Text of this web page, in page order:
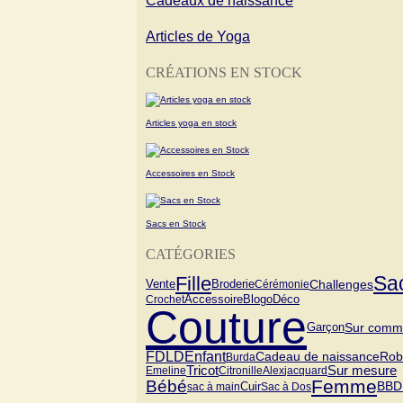
Articles de Yoga
CRÉATIONS EN STOCK
Articles yoga en stock
Accessoires en Stock
Sacs en Stock
CATÉGORIES
VenteFilleBroderieCérémonieChallenges
CrochetAccessoireBlogoDéco
CoutureGarçonSur
FDLDEnfantBurdaCadeau de naissance
EmelineTricotCitronilleAlexjacquardSur mesure
Bébésac à mainCuirSac à DosFemme